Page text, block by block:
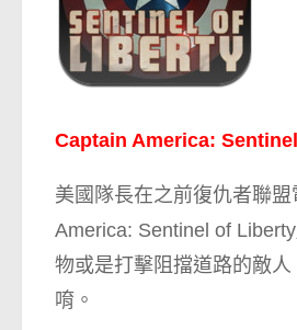
Captain America:
美國隊長在之前復仇者聯
America: Sentinel of
物或是打擊阻擋道路的敵
唷。